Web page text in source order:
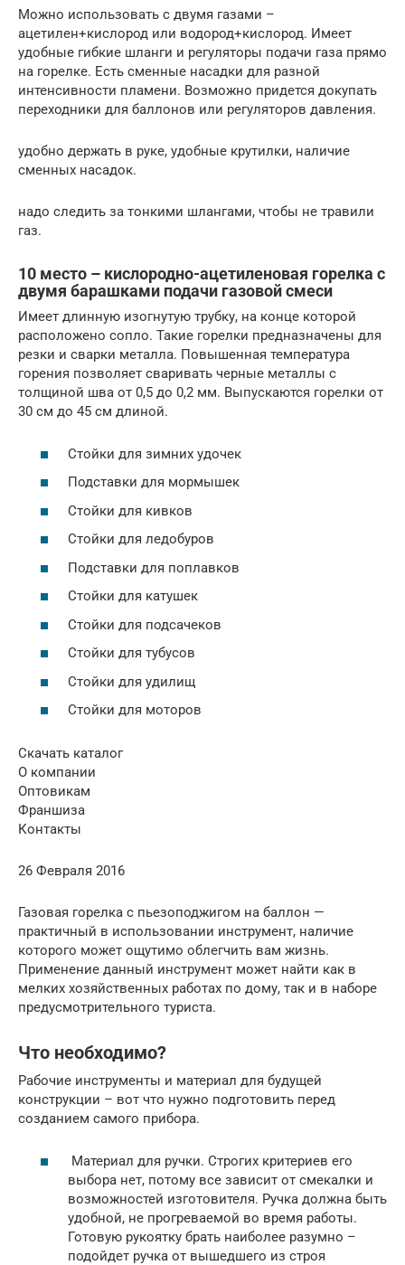
Можно использовать с двумя газами –
ацетилен+кислород или водород+кислород. Имеет
удобные гибкие шланги и регуляторы подачи газа прямо
на горелке. Есть сменные насадки для разной
интенсивности пламени. Возможно придется докупать
переходники для баллонов или регуляторов давления.
удобно держать в руке, удобные крутилки, наличие
сменных насадок.
надо следить за тонкими шлангами, чтобы не травили
газ.
10 место – кислородно-ацетиленовая горелка с
двумя барашками подачи газовой смеси
Имеет длинную изогнутую трубку, на конце которой
расположено сопло. Такие горелки предназначены для
резки и сварки металла. Повышенная температура
горения позволяет сваривать черные металлы с
толщиной шва от 0,5 до 0,2 мм. Выпускаются горелки от
30 см до 45 см длиной.
Стойки для зимних удочек
Подставки для мормышек
Стойки для кивков
Стойки для ледобуров
Подставки для поплавков
Стойки для катушек
Стойки для подсачеков
Стойки для тубусов
Стойки для удилищ
Стойки для моторов
Скачать каталог
О компании
Оптовикам
Франшиза
Контакты
26 Февраля 2016
Газовая горелка с пьезоподжигом на баллон —
практичный в использовании инструмент, наличие
которого может ощутимо облегчить вам жизнь.
Применение данный инструмент может найти как в
мелких хозяйственных работах по дому, так и в наборе
предусмотрительного туриста.
Что необходимо?
Рабочие инструменты и материал для будущей
конструкции – вот что нужно подготовить перед
созданием самого прибора.
Материал для ручки. Строгих критериев его
выбора нет, потому все зависит от смекалки и
возможностей изготовителя. Ручка должна быть
удобной, не прогреваемой во время работы.
Готовую рукоятку брать наиболее разумно –
подойдет ручка от вышедшего из строя